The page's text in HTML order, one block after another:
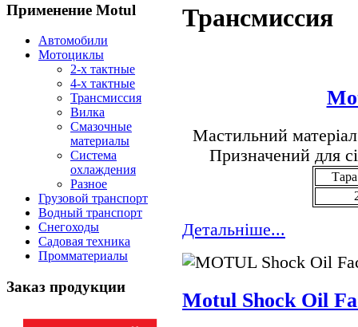
Применение Motul
Автомобили
Мотоциклы
2-х тактные
4-х тактные
Трансмиссия
Вилка
Смазочные
материалы
Система
охлаждения
Разное
Грузовой транспорт
Водный транспорт
Снегоходы
Садовая техника
Промматериалы
Заказ продукции
Трансмиссия
Мастильний
Призначений для
Детальнiше...
Motul Shock Oil